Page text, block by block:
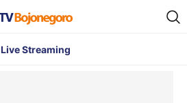
Live Streaming